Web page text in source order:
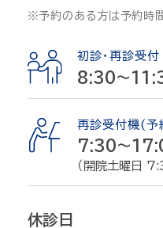
※予約のある方は予約時
初診・再診受付
8:30〜
再診受付機(予
7:30〜
（開院土曜日
休診日